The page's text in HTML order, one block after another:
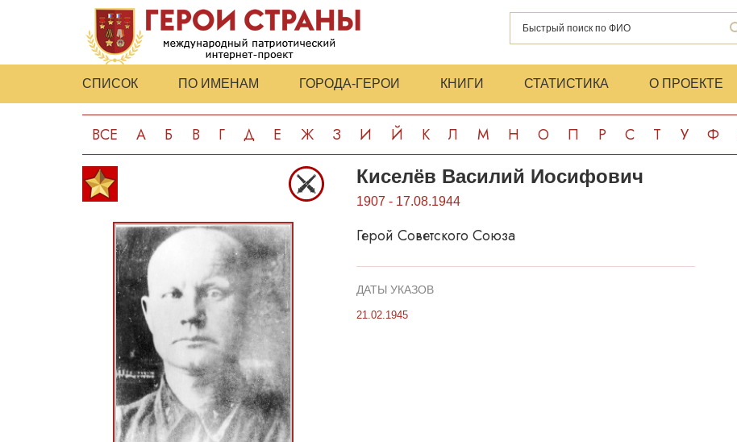
СПИСОК ПО ИМЕНАМ ГОРОДА-ГЕРОИ КНИГИ СТАТИСТИКА О ПРОЕКТЕ
ВСЕ А Б В Г Д Е Ж З И Й К Л М Н О П Р С Т У Ф
Киселёв Василий Иосифович
1907 - 17.08.1944
Герой Советского Союза
ДАТЫ УКАЗОВ
21.02.1945